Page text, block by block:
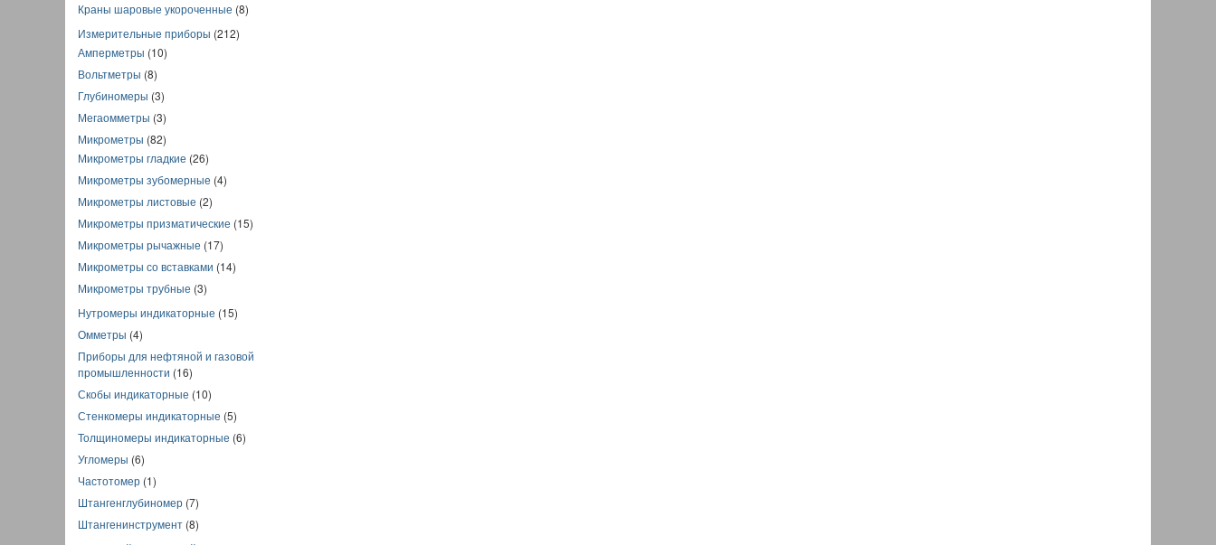
Краны шаровые укороченные (8)
Измерительные приборы (212)
Амперметры (10)
Вольтметры (8)
Глубиномеры (3)
Мегаомметры (3)
Микрометры (82)
Микрометры гладкие (26)
Микрометры зубомерные (4)
Микрометры листовые (2)
Микрометры призматические (15)
Микрометры рычажные (17)
Микрометры со вставками (14)
Микрометры трубные (3)
Нутромеры индикаторные (15)
Омметры (4)
Приборы для нефтяной и газовой
промышленности (16)
Скобы индикаторные (10)
Стенкомеры индикаторные (5)
Толщиномеры индикаторные (6)
Угломеры (6)
Частотомер (1)
Штангенглубиномер (7)
Штангенинструмент (8)